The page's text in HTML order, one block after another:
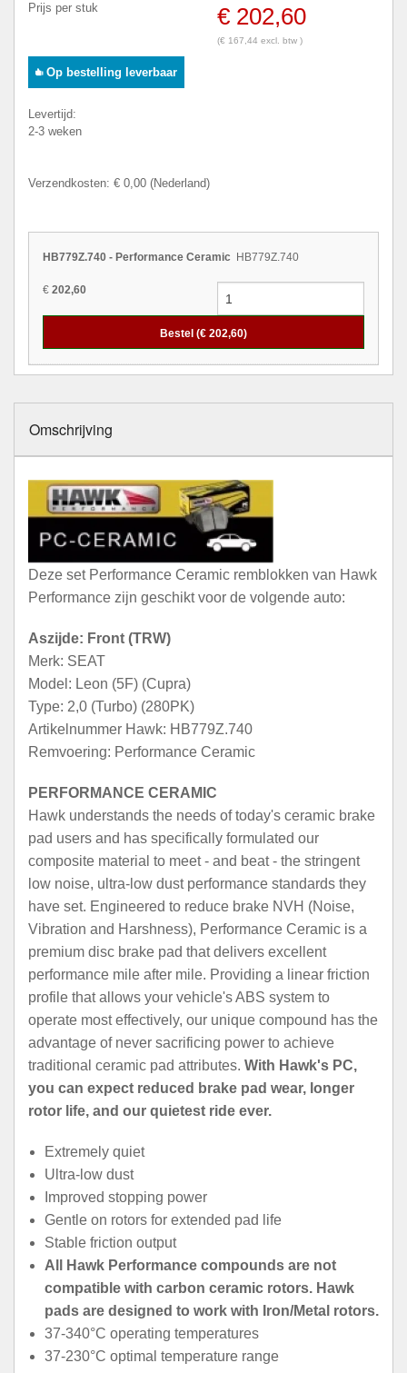
Prijs per stuk
€ 202,60
(€ 167,44 excl. btw )
Op bestelling leverbaar
Levertijd:
2-3 weken
Verzendkosten: € 0,00 (Nederland)
HB779Z.740 - Performance Ceramic HB779Z.740
€ 202,60
Bestel (€ 202,60)
Omschrijving
Deze set Performance Ceramic remblokken van Hawk
Performance zijn geschikt voor de volgende auto:
Aszijde: Front (TRW)
Merk: SEAT
Model: Leon (5F) (Cupra)
Type: 2,0 (Turbo) (280PK)
Artikelnummer Hawk: HB779Z.740
Remvoering: Performance Ceramic
PERFORMANCE CERAMIC
Hawk understands the needs of today's ceramic brake
pad users and has specifically formulated our
composite material to meet - and beat - the stringent
low noise, ultra-low dust performance standards they
have set. Engineered to reduce brake NVH (Noise,
Vibration and Harshness), Performance Ceramic is a
premium disc brake pad that delivers excellent
performance mile after mile. Providing a linear friction
profile that allows your vehicle's ABS system to
operate most effectively, our unique compound has the
advantage of never sacrificing power to achieve
traditional ceramic pad attributes. With Hawk's PC,
you can expect reduced brake pad wear, longer
rotor life, and our quietest ride ever.
Extremely quiet
Ultra-low dust
Improved stopping power
Gentle on rotors for extended pad life
Stable friction output
All Hawk Performance compounds are not
compatible with carbon ceramic rotors. Hawk
pads are designed to work with Iron/Metal rotors.
37-340°C operating temperatures
37-230°C optimal temperature range